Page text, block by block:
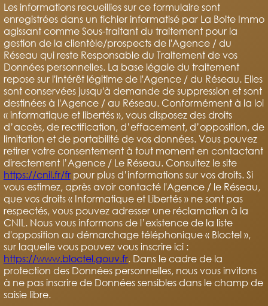
Les informations recueillies sur ce formulaire sont
enregistrées dans un fichier informatisé par La Boite Immo
agissant comme Sous-traitant du traitement pour la
gestion de la clientèle/prospects de l'Agence / du
Réseau qui reste Responsable du Traitement de vos
Données personnelles. La base légale du traitement
repose sur l'intérêt légitime de l'Agence / du Réseau. Elles
sont conservées jusqu'à demande de suppression et sont
destinées à l'Agence / au Réseau. Conformément à la loi
« informatique et libertés », vous disposez des droits
d’accès, de rectification, d’effacement, d’opposition, de
limitation et de portabilité de vos données. Vous pouvez
retirer votre consentement à tout moment en contactant
directement l’Agence / Le Réseau. Consultez le site
https://cnil.fr/frpour plus d’informations sur vos droits. Si
vous estimez, après avoir contacté l'Agence / le Réseau,
que vos droits « Informatique et Libertés » ne sont pas
respectés, vous pouvez adresser une réclamation à la
CNIL. Nous vous informons de l’existence de la liste
d'opposition au démarchage téléphonique « Bloctel »,
sur laquelle vous pouvez vous inscrire ici :
https://www.bloctel.gouv.fr. Dans le cadre de la
protection des Données personnelles, nous vous invitons
à ne pas inscrire de Données sensibles dans le champ de
saisie libre.